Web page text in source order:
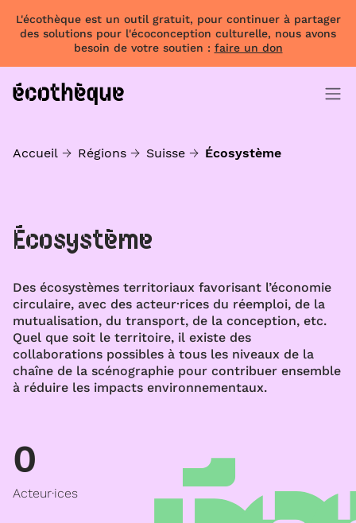
L'écothèque est un outil gratuit, pour continuer à partager
des solutions pour l'écoconception culturelle, nous avons
besoin de votre soutien : faire un don
Accueil Régions Suisse Écosystème
Écosystème
Des écosystèmes territoriaux favorisant l’économie
circulaire, avec des acteur·rices du réemploi, de la
mutualisation, du transport, de la conception, etc.
Quel que soit le territoire, il existe des
collaborations possibles à tous les niveaux de la
chaîne de la scénographie pour contribuer ensemble
à réduire les impacts environnementaux.
0
Acteur·ices